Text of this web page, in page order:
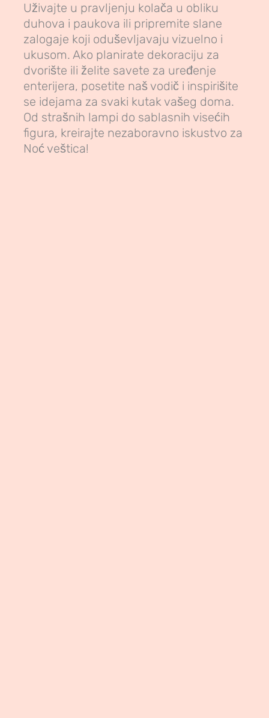
Uživajte u pravljenju kolača u obliku
duhova i paukova ili pripremite slane
zalogaje koji oduševljavaju vizuelno i
ukusom. Ako planirate dekoraciju za
dvorište ili želite savete za uređenje
enterijera, posetite naš vodič i inspirišite
se idejama za svaki kutak vašeg doma.
Od strašnih lampi do sablasnih visećih
figura, kreirajte nezaboravno iskustvo za
Noć veštica!